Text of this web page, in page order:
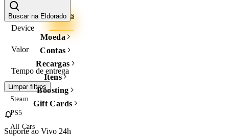
Buscar na Eldorado
Moeda
Contas
Recargas
Itens
Boosting
Gift Cards
Suporte ao Vivo 24h
Créditos
Contas
Device
Valor
Tempo de entrega
Limpar filtros
Steam
PS5
All Cars